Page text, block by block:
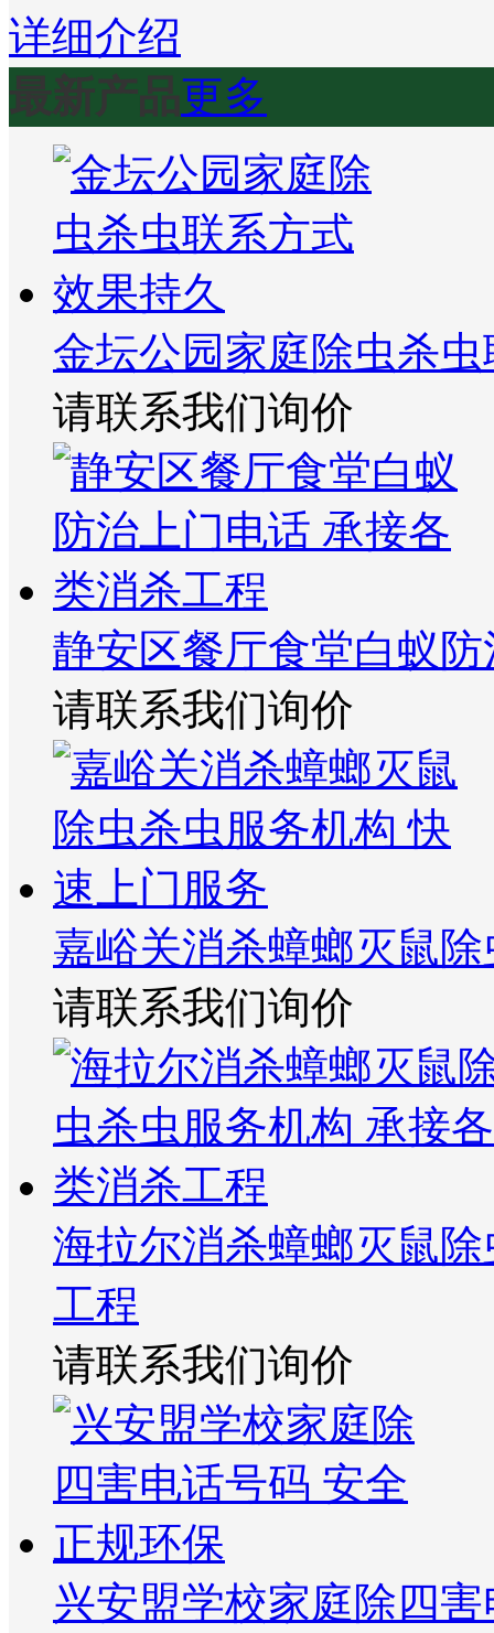
详细介绍
最新产品更多
金坛公园家庭除虫杀
请联系我们询价
静安区餐厅食堂白蚁
请联系我们询价
嘉峪关消杀蟑螂灭鼠
请联系我们询价
海拉尔消杀蟑螂灭鼠
工程
请联系我们询价
兴安盟学校家庭除四